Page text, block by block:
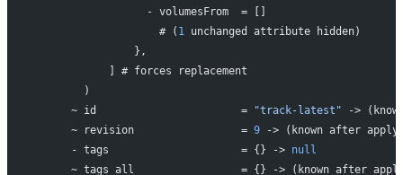
                  - volumesFrom  = []
                    # (
1 unchanged attribute hidden)
                },
            ] # forces replacement
        )
      ~ id                       =
"track-latest" ->
      ~ revision                 =
9 -> (known after
      - tags                     = {} ->
null
~ tags_all                 = {} -> (known after